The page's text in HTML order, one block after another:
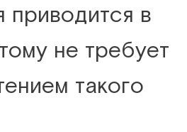
приводится в
не требует
такого